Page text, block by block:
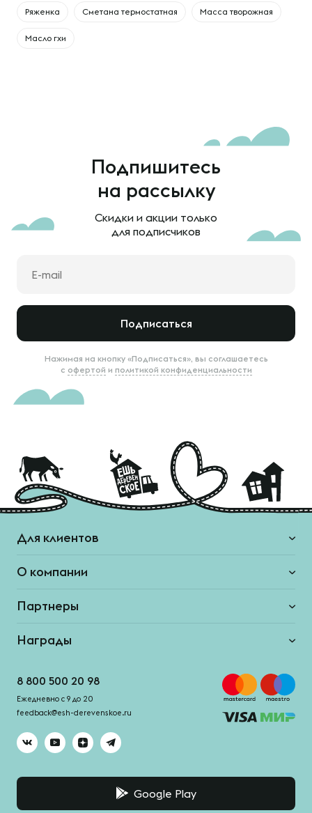
Ряженка Сметана термостатная Масса творожная
Масло гхи
Подпишитесь
на рассылку
Скидки и акции только
для подписчиков
Подписаться
Нажимая на кнопку «Подписаться», вы соглашаетесь
с офертой и политикой конфиденциальности
Для клиентов
О компании
Партнеры
Награды
8 800 500 20 98
Ежедневно с 9 до 20
feedback@esh-derevenskoe.ru
Google Play